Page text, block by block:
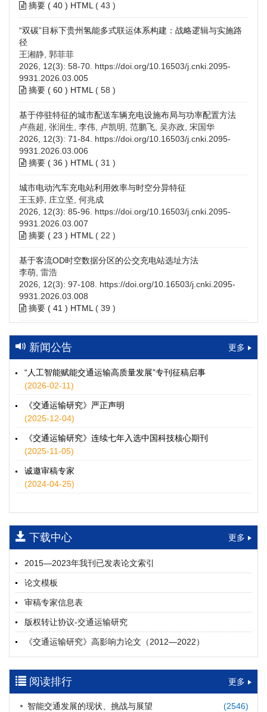
摘要 ( 40 ) HTML ( 43 )
“双碳”目标下贵州氢能多式联运体系构建：战略逻辑与实施路
径
王湘静, 郭菲菲
2026, 12(3): 58-70. https://doi.org/10.16503/j.cnki.2095-
9931.2026.03.005
摘要 ( 60 ) HTML ( 58 )
基于停驻特征的城市配送车辆充电设施布局与功率配置方法
卢燕超, 张润生, 李伟, 卢凯明, 范鹏飞, 吴亦政, 宋国华
2026, 12(3): 71-84. https://doi.org/10.16503/j.cnki.2095-
9931.2026.03.006
摘要 ( 36 ) HTML ( 31 )
城市电动汽车充电站利用效率与时空分异特征
王玉婷, 庄立坚, 何兆成
2026, 12(3): 85-96. https://doi.org/10.16503/j.cnki.2095-
9931.2026.03.007
摘要 ( 23 ) HTML ( 22 )
基于客流OD时空数据分区的公交充电站选址方法
李萌, 雷浩
2026, 12(3): 97-108. https://doi.org/10.16503/j.cnki.2095-
9931.2026.03.008
摘要 ( 41 ) HTML ( 39 )
高速公路充电设施技术规划综述：场景需求、技术路线与配置
策略
2026, 12(3): 109-124.https://doi.org/10.16503/j.cnki.2095-
9931.2026.03.009
摘要 (
HTML
水运港-船多能源融合技术及集成应用——以宁波舟山港穿山港
童亮, 袁裕鹏, 袁成清, 唐道贵, 钟晓晖, 严新平
2026, 12(3): 125-136.
9931.2026.03.010
摘要 (34 ) HTML
师瑞峰, 程龙飞, 张凌志, 王亚彬, 刘状壮
2026, 12(3): 137-150.https://doi.org/10.16503/j.cnki.2095-
9931.2026.03.011
摘要 (16) HTML(14)
基于TimeXer模型的高速公路服务区充电负荷预测
孙偲赫, 宋国华, 朱子俊, 范鹏飞, 石莹
2026, 12(3): 151-162.
9931.2026.03.012
摘要 (24) HTML(23)
多层能源供给网络下高速公路系统韧性提升方法
郝泉霖, 兰富安, 赖波, 陈立栋, 宋志英, 郑帅
2026, 12(3): 163-175.https://doi.org/10.16503/j.cnki.2095-
9931.2026.03.013
摘要 (16) HTML(14)
新闻公告 更多
“人工智能赋能交通运输高质量发展”专刊征稿启事
(2026-02-11)
《交通运输研究》严正声明
(2025-12-04)
《交通运输研究》连续七年入选中国科技核心期刊
(2025-11-05)
诚邀审稿专家
(2024-04-25)
下载中心 更多
2015—2023年我刊已发表论文索引
论文模板
审稿专家信息表
版权转让协议-交通运输研究
《交通运输研究》高影响力论文（2012—2022）
中英文摘要撰写规范及样例
阅读排行 更多
智能交通发展的现状、挑战与展望 (2546)